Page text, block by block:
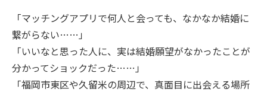
「マッチングアプリで何人と会っても、なかなか結婚に
繋がらない……」
「いいなと思った人に、実は結婚願望がなかったことが
分かってショックだった……」
「福岡市東区や久留米の周辺で、真面目に出会える場所